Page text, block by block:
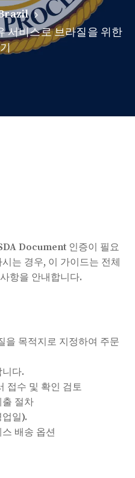
서비스로 브라질을 위한
Document 인증이 필요
는 경우, 이 가이드는 전체
항을 안내합니다.
목적지로 지정하여 주문
다.
접수 및 확인 검토
절차
일).
배송 옵션